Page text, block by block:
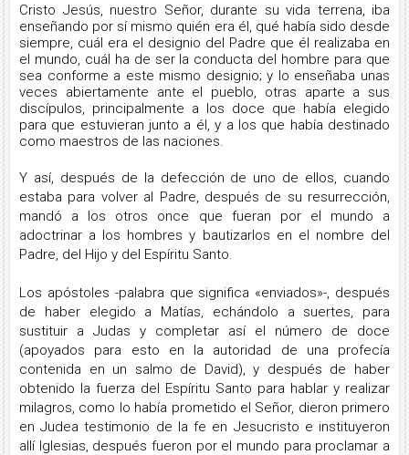
Cristo Jesús, nuestro Señor, durante su vida terrena, iba
enseñando por sí mismo quién era él, qué había sido desde
siempre, cuál era el designio del Padre que él realizaba en
el mundo, cuál ha de ser la conducta del hombre para que
sea conforme a este mismo designio; y lo enseñaba unas
veces abiertamente ante el pueblo, otras aparte a sus
discípulos, principalmente a los doce que había elegido
para que estuvieran junto a él, y a los que había destinado
como maestros de las naciones.
Y así, después de la defección de uno de ellos, cuando
estaba para volver al Padre, después de su resurrección,
mandó a los otros once que fueran por el mundo a
adoctrinar a los hombres y bautizarlos en el nombre del
Padre, del Hijo y del Espíritu Santo.
Los apóstoles -palabra que significa «enviados»-, después
de haber elegido a Matías, echándolo a suertes, para
sustituir a Judas y completar así el número de doce
(apoyados para esto en la autoridad de una profecía
contenida en un salmo de David), y después de haber
obtenido la fuerza del Espíritu Santo para hablar y realizar
milagros, como lo había prometido el Señor, dieron primero
en Judea testimonio de la fe en Jesucristo e instituyeron
allí Iglesias, después fueron por el mundo para proclamar a